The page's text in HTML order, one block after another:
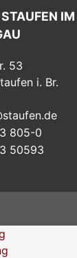
IM
53
i. Br.
805-0
50593